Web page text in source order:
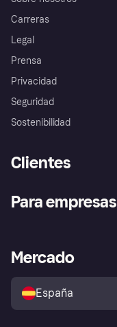
Carreras
Legal
Prensa
Privacidad
Seguridad
Sostenibilidad
Clientes
Inicio de sesión
Directorio de tiendas
Política de protección al
comprador de Klarna
Reclamaciones
Para empresas
Acceso empresas
Mercado
España